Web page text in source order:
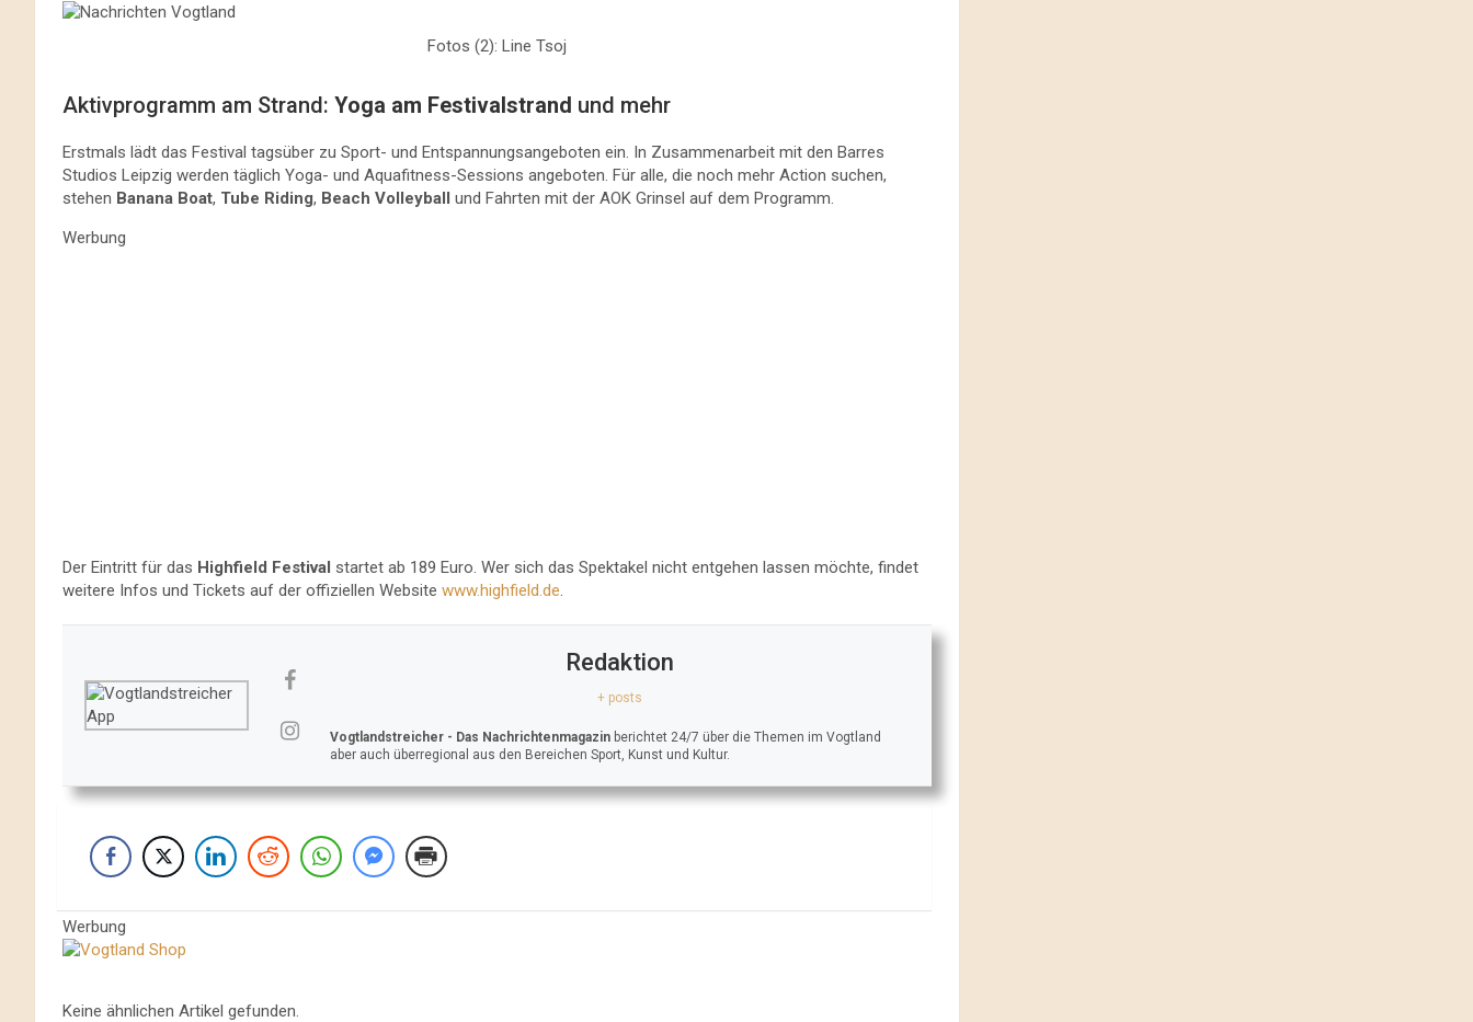
Fotos (2): Line Tsoj
Aktivprogramm am Strand: Yoga am Festivalstrand und mehr
Erstmals lädt das Festival tagsüber zu Sport- und Entspannungsangeboten ein. In Zusammenarbeit mit den Barres
Studios Leipzig werden täglich Yoga- und Aquafitness-Sessions angeboten. Für alle, die noch mehr Action suchen,
stehen Banana Boat, Tube Riding, Beach Volleyball und Fahrten mit der AOK Grinsel auf dem Programm.
Werbung
Der Eintritt für das Highfield Festival startet ab 189 Euro. Wer sich das Spektakel nicht entgehen lassen möchte, findet
weitere Infos und Tickets auf der offiziellen Website www.highfield.de
Redaktion
+ posts
Vogtlandstreicher - Das Nachrichtenmagazin berichtet 24/7 über die Themen im Vogtland
aber auch überregional aus den Bereichen Sport, Kunst und Kultur.
Werbung
Keine ähnlichen Artikel gefunden.